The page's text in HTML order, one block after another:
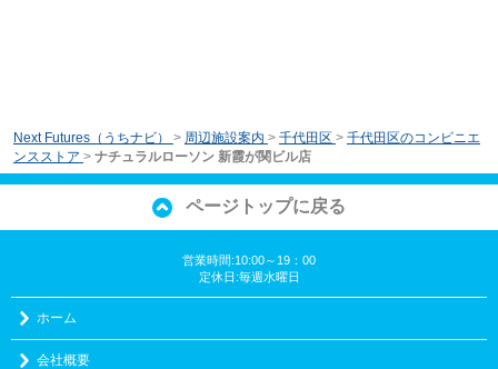
Next Futures（うちナビ） > 周辺施設案内 > 千代田区 > 千代田区のコンビニエ
ンスストア > ナチュラルローソン 新霞が関ビル店
ページトップに戻る
営業時間:10:00～19：00
定休日:毎週水曜日
ホーム
会社概要